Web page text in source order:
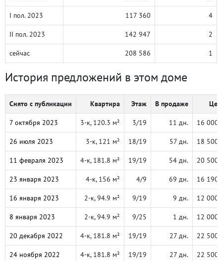
I пол. 2023 117 360 4
II пол. 2023 142 947 2
сейчас 208 586 1
История предложений в этом доме
Снято с публикации Квартира Этаж В продаже
7 октября 2023 3-к, 120.3 м² 3/19 11 дн. 16 000
26 июля 2023 3-к, 121 м² 18/19 57 дн. 18 500
11 февраля 2023 4-к, 181.8 м² 19/19 54 дн. 20 500
23 января 2023 4-к, 156 м² 4/9 69 дн. 16 190
16 января 2023 2-к, 94.9 м² 9/19 9 дн. 12 000
8 января 2023 2-к, 94.9 м² 9/25 1 дн. 12 000
20 декабря 2022 4-к, 181.8 м² 19/19 27 дн. 22 500
24 ноября 2022 4-к, 181.8 м² 19/19 27 дн. 22 500